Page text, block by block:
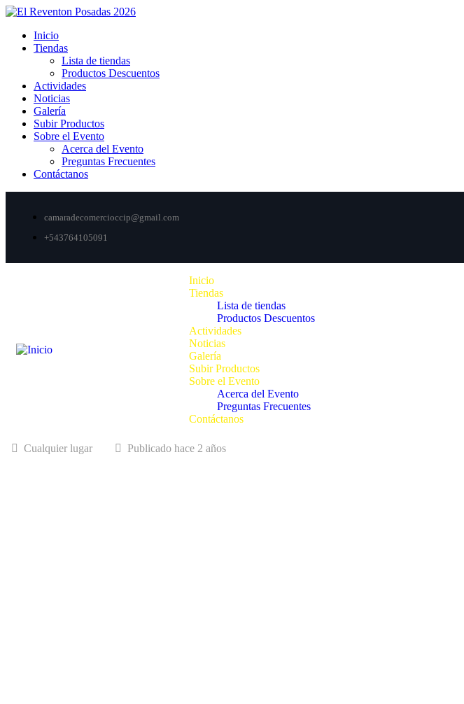
Inicio
Tiendas
Lista de tiendas
Productos Descuentos
Actividades
Noticias
Galería
Subir Productos
Sobre el Evento
Acerca del Evento
Preguntas Frecuentes
Contáctanos
camaradecomercioccip@gmail.com
+543764105091
Inicio
Tiendas
Lista de tiendas
Productos Descuentos
Actividades
Noticias
Galería
Subir Productos
Sobre el Evento
Acerca del Evento
Preguntas Frecuentes
Contáctanos
Cualquier lugar Publicado hace 2 años